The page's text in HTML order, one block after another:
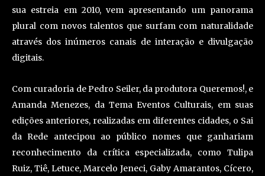
sua estreia em 2010, vem apresentando um panorama
plural com novos talentos que surfam com naturalidade
através dos inúmeros canais de interação e divulgação
digitais.
Com curadoria de Pedro Seiler, da produtora Queremos!, e
Amanda Menezes, da Tema Eventos Culturais, em suas
edições anteriores, realizadas em diferentes cidades, o Sai
da Rede antecipou ao público nomes que ganhariam
reconhecimento da crítica especializada, como Tulipa
Ruiz, Tiê, Letuce, Marcelo Jeneci, Gaby Amarantos, Cícero,